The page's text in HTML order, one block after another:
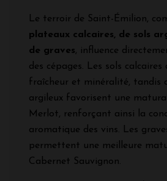
Le terroir de Saint-Émilion,
plateaux calcaires, de sols
de graves, influence
des cépages. Les sols
fraîcheur et minéralité, tandis
argileux favorisent une
Merlot, renforçant ainsi la
aromatique des vins. Les
permettent une meilleure
Cabernet Sauvignon.